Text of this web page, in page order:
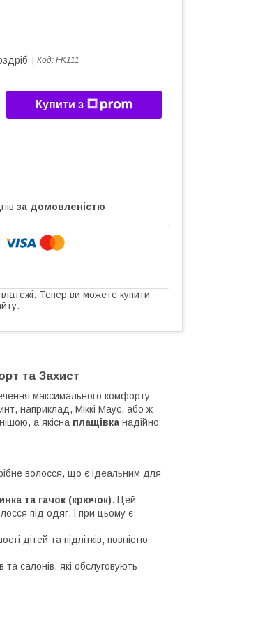
Код: FK111
Купити з
за домовленістю
Тепер ви можете купити
та Захист
максимального комфорту
наприклад, Міккі Маус, або ж
а якісна плащівка надійно
волосся, що є ідеальним для
та гачок (крючок). Цей
під одяг, і при цьому є
дітей та підлітків, повністю
салонів, які обслуговують